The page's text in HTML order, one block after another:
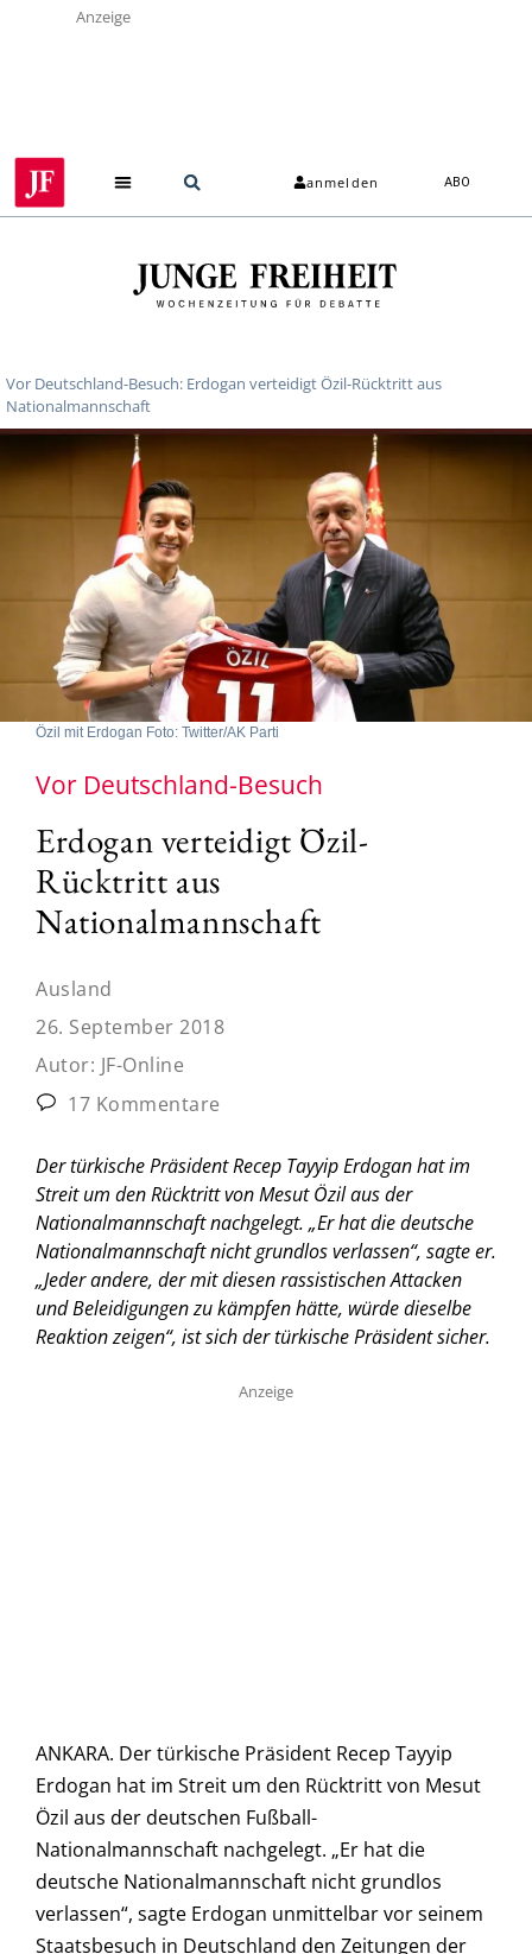
Anzeige
anmelden ABO
Vor Deutschland-Besuch: Erdogan verteidigt Özil-Rücktritt aus
Nationalmannschaft
Özil mit Erdogan Foto: Twitter/AK Parti
Vor Deutschland-Besuch
Erdogan verteidigt Özil-
Rücktritt aus
Nationalmannschaft
Ausland
26. September 2018
Autor: JF-Online
17 Kommentare
Der türkische Präsident Recep Tayyip Erdogan hat im
Streit um den Rücktritt von Mesut Özil aus der
Nationalmannschaft nachgelegt. „Er hat die deutsche
Nationalmannschaft nicht grundlos verlassen“, sagte er.
„Jeder andere, der mit diesen rassistischen Attacken
und Beleidigungen zu kämpfen hätte, würde dieselbe
Reaktion zeigen“, ist sich der türkische Präsident sicher.
Anzeige
ANKARA. Der türkische Präsident Recep Tayyip
Erdogan hat im Streit um den Rücktritt von Mesut
Özil aus der deutschen Fußball-
Nationalmannschaft nachgelegt. „Er hat die
deutsche Nationalmannschaft nicht grundlos
verlassen“, sagte Erdogan unmittelbar vor seinem
Staatsbesuch in Deutschland den Zeitungen der